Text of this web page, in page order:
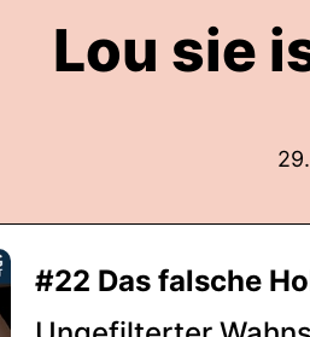
Lou sie